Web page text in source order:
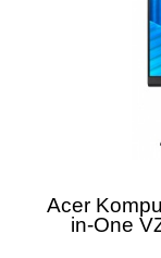
Acer
in-One